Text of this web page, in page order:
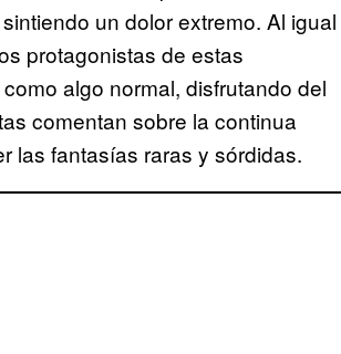
un dolor extremo. Al igual
protagonistas de estas
algo normal, disfrutando del
comentan sobre la continua
las fantasías raras y sórdidas.